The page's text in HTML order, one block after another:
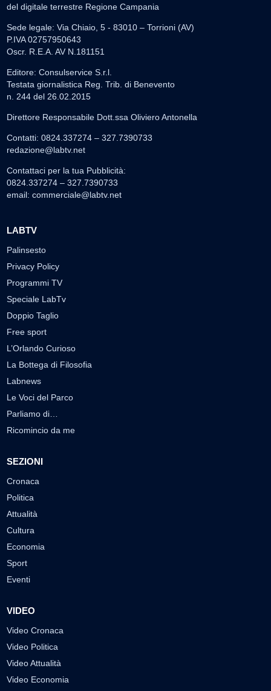
del digitale terrestre Regione Campania
Sede legale: Via Chiaio, 5 - 83010 – Torrioni (AV)
P.IVA 02757950643
Oscr. R.E.A. AV N.181151
Editore: Consulservice S.r.l.
Testata giornalistica Reg. Trib. di Benevento
n. 244 del 26.02.2015
Direttore Responsabile Dott.ssa Oliviero Antonella
Contatti: 0824.337274 – 327.7390733
redazione@labtv.net
Contattaci per la tua Pubblicità:
0824.337274 – 327.7390733
email: commerciale@labtv.net
LABTV
Palinsesto
Privacy Policy
Programmi TV
Speciale LabTv
Doppio Taglio
Free sport
L’Orlando Curioso
La Bottega di Filosofia
Labnews
Le Voci del Parco
Parliamo di…
Ricomincio da me
SEZIONI
Cronaca
Politica
Attualità
Cultura
Economia
Sport
Eventi
VIDEO
Video Cronaca
Video Politica
Video Attualità
Video Economia